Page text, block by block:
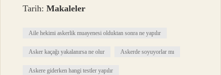
Tarih:Makaleler
Aile hekimi askerlik muayenesi olduktan sonra ne yapılır
Asker kaçağı yakalanırsa ne olur Askerde soyuyorlar mı
Askere giderken hangi testler yapılır